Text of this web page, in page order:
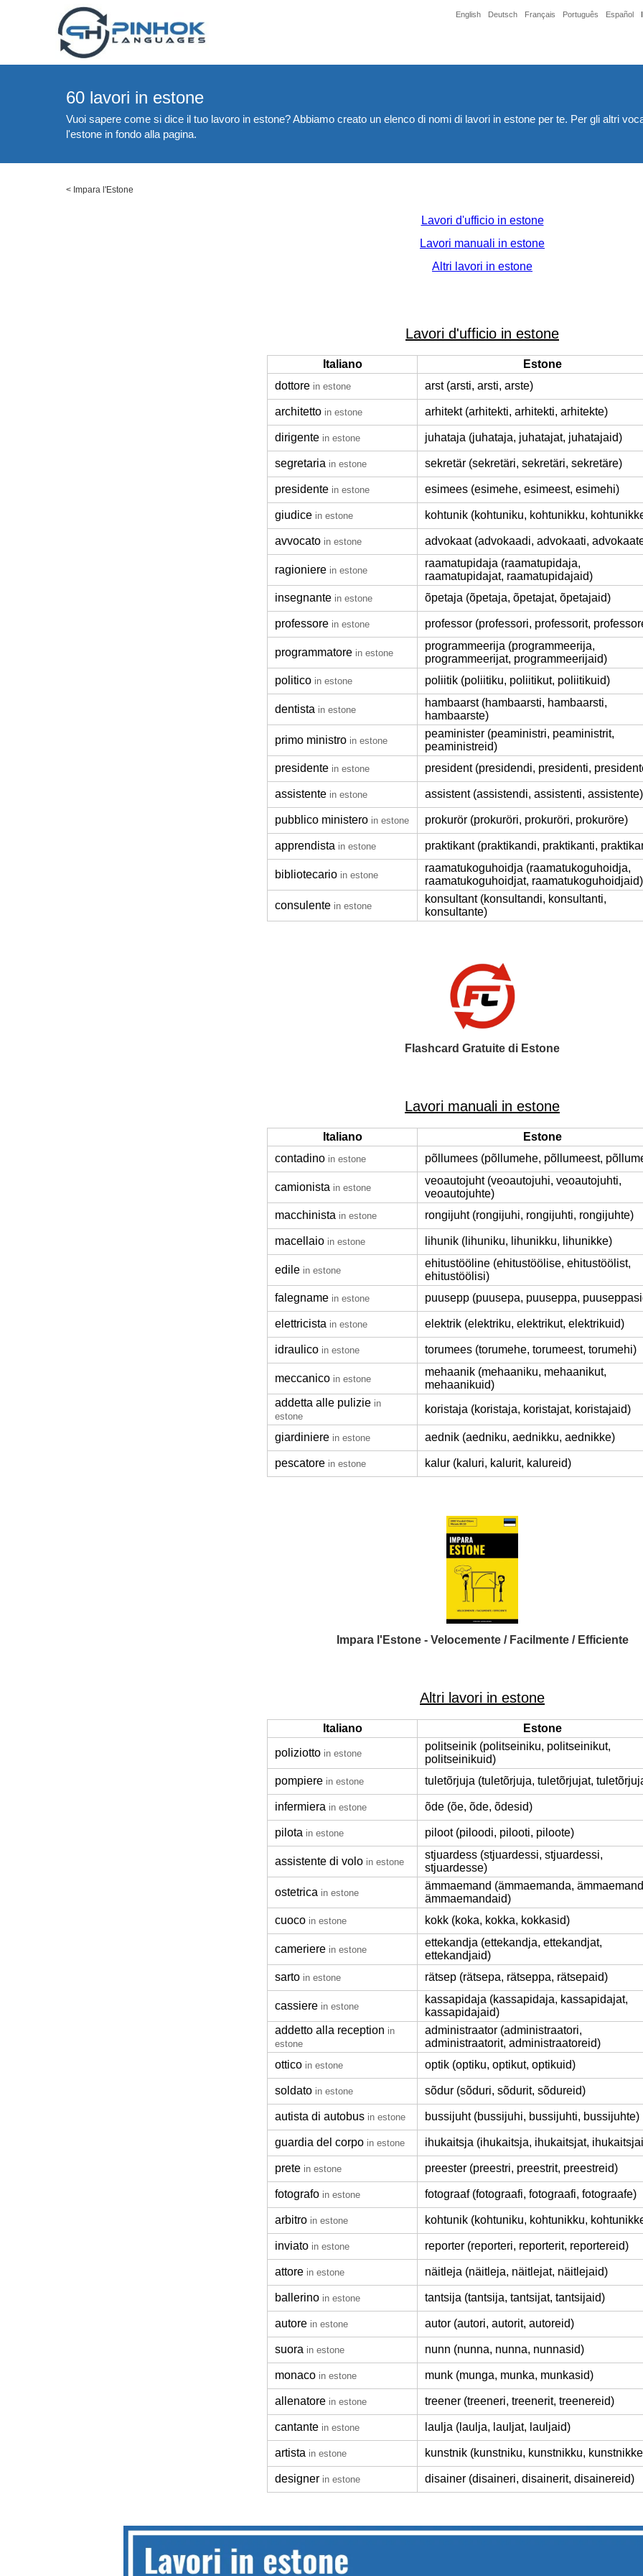
English Deutsch Français Português Español
60 lavori in estone
Vuoi sapere come si dice il tuo lavoro in estone? Abbiamo creato un elenco di nomi di lavori in estone per te. Per gli altri
l'estone in fondo alla pagina.
< Impara l'Estone
Lavori d'ufficio in estone
Lavori manuali in estone
Altri lavori in estone
Lavori d'ufficio in estone
Italiano
Estone
dottore in estone arst (arsti, arsti, arste)
architetto in estone arhitekt (arhitekti, arhitekti, arhitekte)
dirigente in estone juhataja (juhataja, juhatajat, juhatajaid)
segretaria in estone sekretär (sekretäri, sekretäri, sekretäre)
presidente in estone esimees (esimehe, esimeest, esimehi)
giudice in estone kohtunik (kohtuniku, kohtunikku,
avvocato in estone advokaat (advokaadi, advokaati,
ragioniere in estone
raamatupidaja (raamatupidaja,
raamatupidajat, raamatupidajaid)
insegnante in estone õpetaja (õpetaja, õpetajat, õpetajaid)
professore in estone professor (professori, professorit,
programmatore in estone
programmeerija (programmeerija,
programmeerijat, programmeerijaid)
politico in estone poliitik (poliitiku, poliitikut, poliitikuid)
dentista in estone
hambaarst (hambaarsti, hambaarsti,
hambaarste)
primo ministro in estone
peaminister (peaministri, peaministrit,
peaministreid)
presidente in estone president (presidendi, presidenti,
assistente in estone assistent (assistendi, assistenti, assistente)
pubblico ministero in estone prokurör (prokuröri, prokuröri, prokuröre)
apprendista in estone praktikant (praktikandi, praktikanti,
bibliotecario in estone
raamatukoguhoidja (raamatukoguhoidja,
raamatukoguhoidjat, raamatukoguhoidjaid)
consulente in estone
konsultant (konsultandi, konsultanti,
konsultante)
Flashcard Gratuite di Estone
Lavori manuali in estone
Italiano
Estone
contadino in estone põllumees (põllumehe, põllumeest,
camionista in estone
veoautojuht (veoautojuhi, veoautojuhti,
veoautojuhte)
macchinista in estone rongijuht (rongijuhi, rongijuhti, rongijuhte)
macellaio in estone lihunik (lihuniku, lihunikku, lihunikke)
edile in estone
ehitustööline (ehitustöölise, ehitustöölist,
ehitustöölisi)
falegname in estone puusepp (puusepa, puuseppa,
elettricista in estone elektrik (elektriku, elektrikut, elektrikuid)
idraulico in estone torumees (torumehe, torumeest, torumehi)
meccanico in estone
mehaanik (mehaaniku, mehaanikut,
mehaanikuid)
addetta alle pulizie in
estone
koristaja (koristaja, koristajat, koristajaid)
giardiniere in estone aednik (aedniku, aednikku, aednikke)
pescatore in estone kalur (kaluri, kalurit, kalureid)
Impara l'Estone - Velocemente / Facilmente / Efficiente
Altri lavori in estone
Italiano
Estone
poliziotto in estone
politseinik (politseiniku, politseinikut,
politseinikuid)
pompiere in estone tuletõrjuja (tuletõrjuja, tuletõrjujat,
infermiera in estone õde (õe, õde, õdesid)
pilota in estone piloot (piloodi, pilooti, piloote)
assistente di volo in estone
stjuardess (stjuardessi, stjuardessi,
stjuardesse)
ostetrica in estone
ämmaemand (ämmaemanda,
ämmaemandaid)
cuoco in estone kokk (koka, kokka, kokkasid)
cameriere in estone
ettekandja (ettekandja, ettekandjat,
ettekandjaid)
sarto in estone rätsep (rätsepa, rätseppa, rätsepaid)
cassiere in estone
kassapidaja (kassapidaja, kassapidajat,
kassapidajaid)
addetto alla reception in
estone
administraator (administraatori,
administraatorit, administraatoreid)
ottico in estone optik (optiku, optikut, optikuid)
soldato in estone sõdur (sõduri, sõdurit, sõdureid)
autista di autobus in estone bussijuht (bussijuhi, bussijuhti, bussijuhte)
guardia del corpo in estone ihukaitsja (ihukaitsja, ihukaitsjat,
prete in estone preester (preestri, preestrit, preestreid)
fotografo in estone fotograaf (fotograafi, fotograafi, fotograafe)
arbitro in estone kohtunik (kohtuniku, kohtunikku,
inviato in estone reporter (reporteri, reporterit, reportereid)
attore in estone näitleja (näitleja, näitlejat, näitlejaid)
ballerino in estone tantsija (tantsija, tantsijat, tantsijaid)
autore in estone autor (autori, autorit, autoreid)
suora in estone nunn (nunna, nunna, nunnasid)
monaco in estone munk (munga, munka, munkasid)
allenatore in estone treener (treeneri, treenerit, treenereid)
cantante in estone laulja (laulja, lauljat, lauljaid)
artista in estone kunstnik (kunstniku, kunstnikku,
designer in estone disainer (disaineri, disainerit, disainereid)